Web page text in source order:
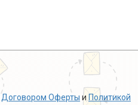
Договором Оферты и Политикой